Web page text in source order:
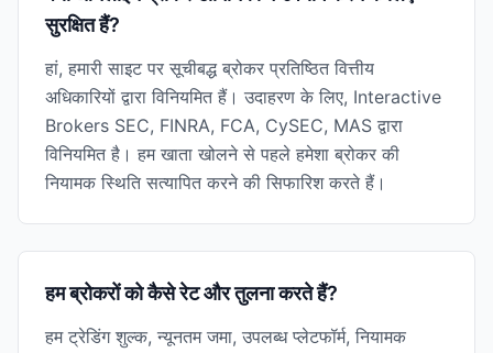
सुरक्षित हैं?
हां, हमारी साइट पर सूचीबद्ध ब्रोकर प्रतिष्ठित वित्तीय
अधिकारियों द्वारा विनियमित हैं। उदाहरण के लिए, Interactive
Brokers SEC, FINRA, FCA, CySEC, MAS द्वारा
विनियमित है। हम खाता खोलने से पहले हमेशा ब्रोकर की
नियामक स्थिति सत्यापित करने की सिफारिश करते हैं।
हम ब्रोकरों को कैसे रेट और तुलना करते हैं?
हम ट्रेडिंग शुल्क, न्यूनतम जमा, उपलब्ध प्लेटफॉर्म, नियामक